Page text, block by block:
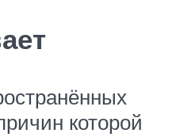
которой